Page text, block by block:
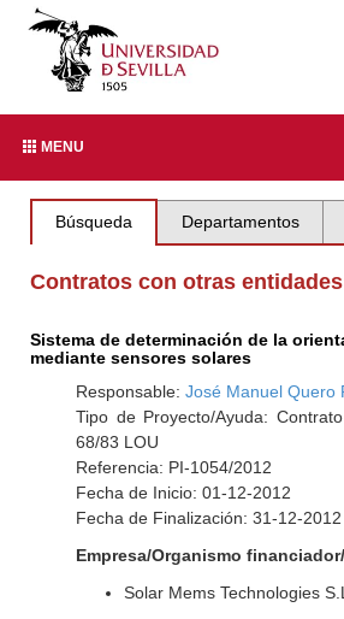
MENU
Búsqueda Departamentos
Contratos con otras entidades
Sistema de determinación de la
mediante sensores solares
Responsable: José Manuel Quero
Tipo de Proyecto/Ayuda:
68/83 LOU
Referencia: PI-1054/2012
Fecha de Inicio: 01-12-2012
Fecha de Finalización: 31-12-2012
Empresa/Organismo
Solar Mems Technologies S.L.